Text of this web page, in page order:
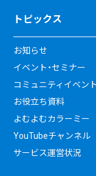
トピックス
お知らせ
イベント・セミナー
コミュニティイベン
お役立ち資料
よむよむカラーミー
YouTubeチャンネル
サービス運営状況